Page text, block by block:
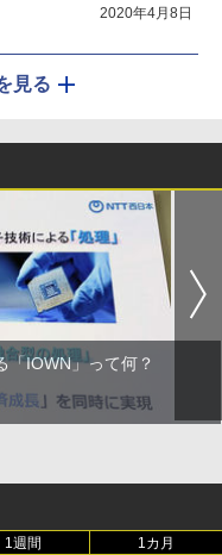
2020年4月8日
見る
「IOWN」って何？
1週間 1カ月